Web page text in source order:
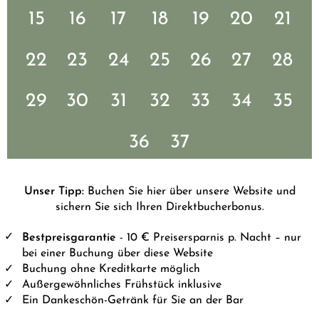
15
16 17 18 19 20
21
22
23 24 25 26 27
28
29
30 31 32 33 34
35
36
37
Unser Tipp:Buchen Sie hier über unsere Website und
sichern Sie sich Ihren Direktbucherbonus.
Bestpreisgarantie - 10 € Preisersparnis p. Nacht – nur
bei einer Buchung über diese Website
Buchung ohne Kreditkarte möglich
Außergewöhnliches Frühstück inklusive
Ein Dankeschön-Getränk für Sie an der Bar